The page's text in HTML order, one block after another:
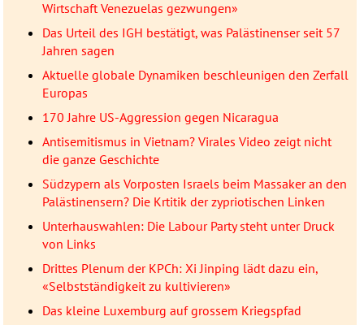
Wirtschaft Venezuelas gezwungen»
Das Urteil des IGH bestätigt, was Palästinenser seit 57
Jahren sagen
Aktuelle globale Dynamiken beschleunigen den Zerfall
Europas
170 Jahre US-Aggression gegen Nicaragua
Antisemitismus in Vietnam? Virales Video zeigt nicht
die ganze Geschichte
Südzypern als Vorposten Israels beim Massaker an den
Palästinensern? Die Krtitik der zypriotischen Linken
Unterhauswahlen: Die Labour Party steht unter Druck
von Links
Drittes Plenum der KPCh: Xi Jinping lädt dazu ein,
«Selbstständigkeit zu kultivieren»
Das kleine Luxemburg auf grossem Kriegspfad